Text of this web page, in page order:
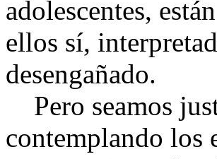
adolescentes,
ellos sí,
desengañado.
Pero seamos
contemplando los